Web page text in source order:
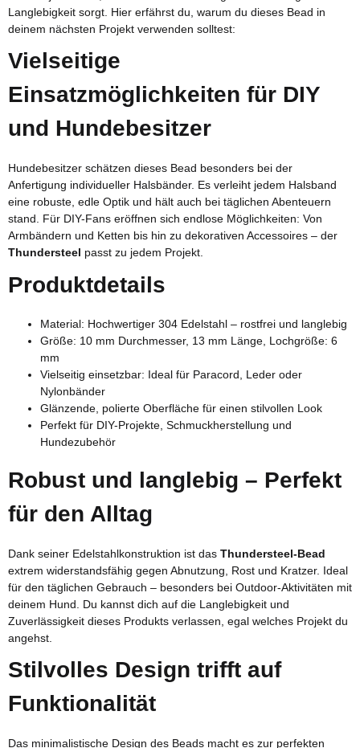
Langlebigkeit sorgt. Hier erfährst du, warum du dieses Bead in
deinem nächsten Projekt verwenden solltest:
Vielseitige
Einsatzmöglichkeiten für DIY
und Hundebesitzer
Hundebesitzer schätzen dieses Bead besonders bei der
Anfertigung individueller Halsbänder. Es verleiht jedem Halsband
eine robuste, edle Optik und hält auch bei täglichen Abenteuern
stand. Für DIY-Fans eröffnen sich endlose Möglichkeiten: Von
Armbändern und Ketten bis hin zu dekorativen Accessoires – der
Thundersteel passt zu jedem Projekt.
Produktdetails
Material: Hochwertiger 304 Edelstahl – rostfrei und langlebig
Größe: 10 mm Durchmesser, 13 mm Länge, Lochgröße: 6
mm
Vielseitig einsetzbar: Ideal für Paracord, Leder oder
Nylonbänder
Glänzende, polierte Oberfläche für einen stilvollen Look
Perfekt für DIY-Projekte, Schmuckherstellung und
Hundezubehör
Robust und langlebig – Perfekt
für den Alltag
Dank seiner Edelstahlkonstruktion ist das Thundersteel-Bead
extrem widerstandsfähig gegen Abnutzung, Rost und Kratzer. Ideal
für den täglichen Gebrauch – besonders bei Outdoor-Aktivitäten mit
deinem Hund. Du kannst dich auf die Langlebigkeit und
Zuverlässigkeit dieses Produkts verlassen, egal welches Projekt du
angehst.
Stilvolles Design trifft auf
Funktionalität
Das minimalistische Design des Beads macht es zur perfekten